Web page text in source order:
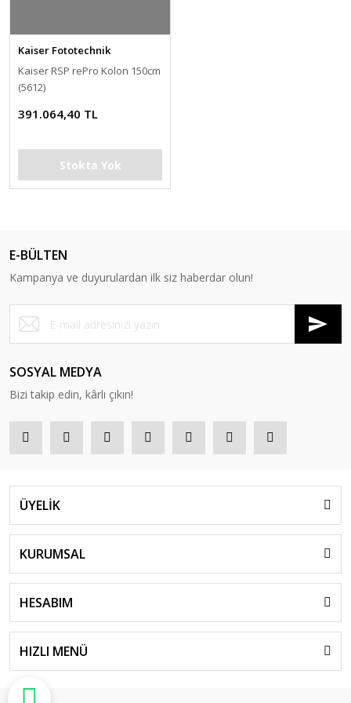
Kaiser Fototechnik
Kaiser RSP rePro Kolon 150cm
(5612)
391.064,40 TL
Stokta Yok
E-BÜLTEN
Kampanya ve duyurulardan ilk siz haberdar olun!
SOSYAL MEDYA
Bizi takip edin, kârlı çıkın!
ÜYELİK
KURUMSAL
HESABIM
HIZLI MENÜ